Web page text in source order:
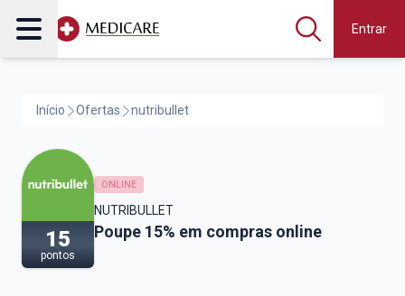
Entrar
Início Ofertas nutribullet
15
pontos
ONLINE
NUTRIBULLET
nutribullet,
Poupe 15% em compras online